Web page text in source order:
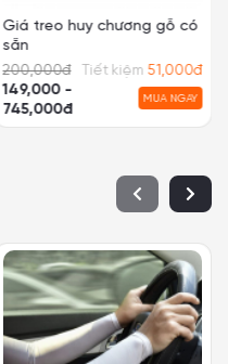
Giá treo huy chương gỗ có
sẵn
200,000đ Tiết kiệm 51,000đ
149,000 -
745,000đ
MUA NGAY